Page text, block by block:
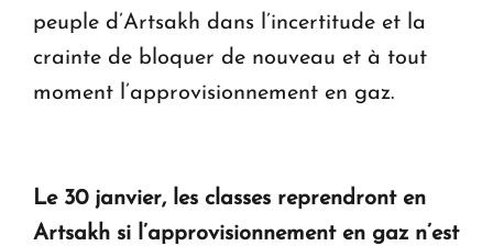
peuple d’Artsakh dans l’incertitude et la
crainte de bloquer de nouveau et à tout
moment l’approvisionnement en gaz.
Le 30 janvier, les classes reprendront en
Artsakh si l’approvisionnement en gaz n’est